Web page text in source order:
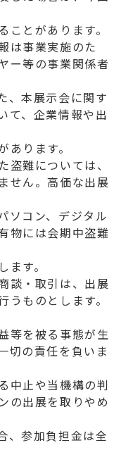
とがあります。
は事業実施のた
ー等の事業関係者
本展示会に関す
て、企業情報や出
ります。
盗難については、
せん。高価な出展
コン、デジタル
物には会期中盗難
す。
談・取引は、出展
ものとします。
を被る事態が生
切の責任を負いま
中止や当機構の判
の出展を取りやめ
参加負担金は全